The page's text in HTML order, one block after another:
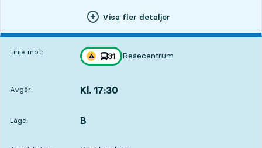
Visa fler detaljer
Linje mot:
Trafikstörning på resan finns
linje
31
mot
Resecentrum
,
Avgår: Kl. 17:30
Läge:
LÄGE, B
,